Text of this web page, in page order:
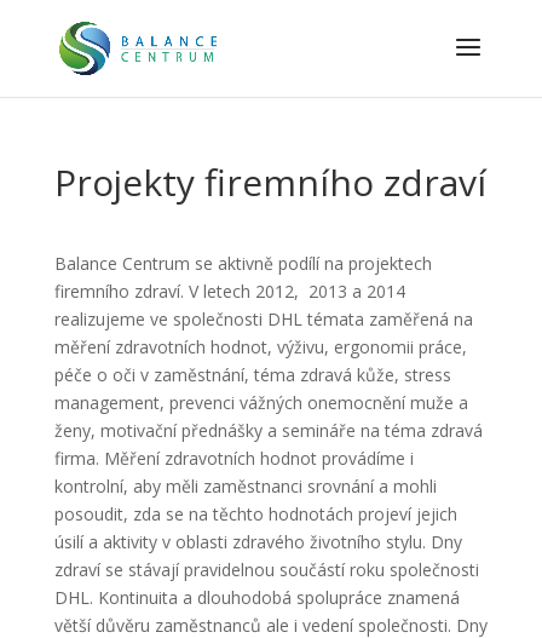
Projekty firemního zdraví
Balance Centrum se aktivně podílí na projektech
firemního zdraví. V letech 2012, 2013 a 2014
realizujeme ve společnosti DHL témata zaměřená na
měření zdravotních hodnot, výživu, ergonomii práce,
péče o oči v zaměstnání, téma zdravá kůže, stress
management, prevenci vážných onemocnění muže a
ženy, motivační přednášky a semináře na téma zdravá
firma. Měření zdravotních hodnot provádíme i
kontrolní, aby měli zaměstnanci srovnání a mohli
posoudit, zda se na těchto hodnotách projeví jejich
úsilí a aktivity v oblasti zdravého životního stylu. Dny
zdraví se stávají pravidelnou součástí roku společnosti
DHL. Kontinuita a dlouhodobá spolupráce znamená
větší důvěru zaměstnanců ale i vedení společnosti. Dny